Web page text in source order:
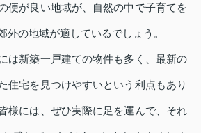
便が良い地域が、自然の中で子育てを
外の地域が適しているでしょう。
は新築一戸建ての物件も多く、最新の
住宅を見つけやすいという利点もあり
様には、ぜひ実際に足を運んで、それ